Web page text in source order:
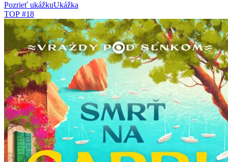
Pozrieť ukážkuUkážka
TOP #18